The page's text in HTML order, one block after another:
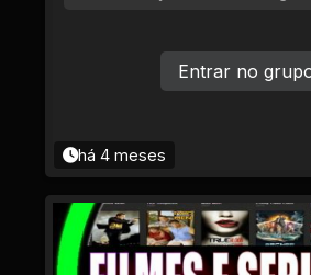
há 4 meses
Entrar no